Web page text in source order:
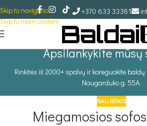
Skip to navigation
Skip to main content
+370 633 33381
Apsilankykite mūsų
Rinkitės iš 2000+ spalvų ir koreguokite
Naugarduko g. 55A.
NAUJIENOS
Miegamosios